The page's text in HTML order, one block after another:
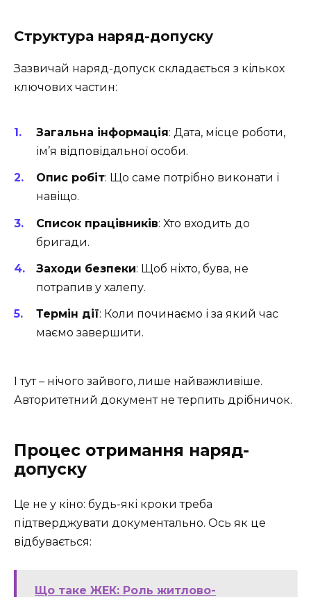
Структура наряд-допуску
Зазвичай наряд-допуск складається з кількох
ключових частин:
Загальна інформація: Дата, місце роботи,
ім’я відповідальної особи.
Опис робіт: Що саме потрібно виконати і
навіщо.
Список працівників: Хто входить до
бригади.
Заходи безпеки: Щоб ніхто, бува, не
потрапив у халепу.
Термін дії: Коли починаємо і за який час
маємо завершити.
І тут – нічого зайвого, лише найважливіше.
Авторитетний документ не терпить дрібничок.
Процес отримання наряд-
допуску
Це не у кіно: будь-які кроки треба
підтверджувати документально. Ось як це
відбувається:
Що таке ЖЕК: Роль житлово-